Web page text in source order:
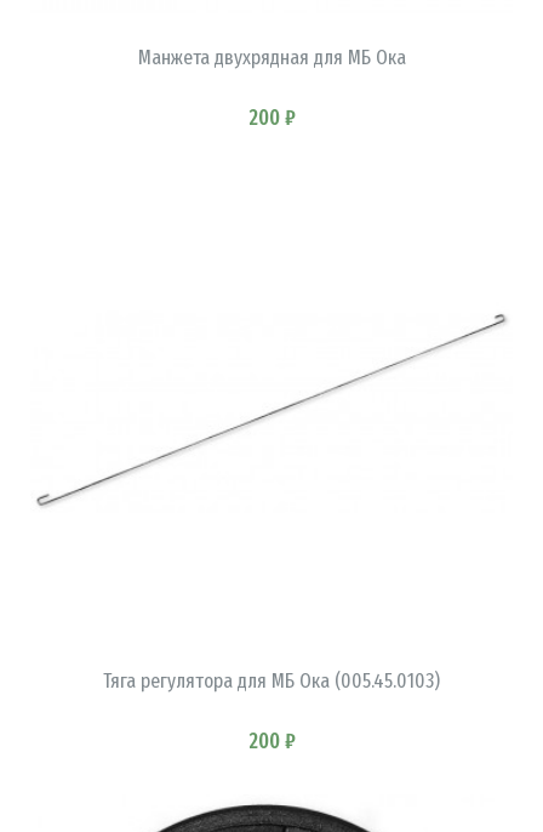
Манжета двухрядная для МБ Ока
200 ₽
Тяга регулятора для МБ Ока (005.45.0103)
200 ₽